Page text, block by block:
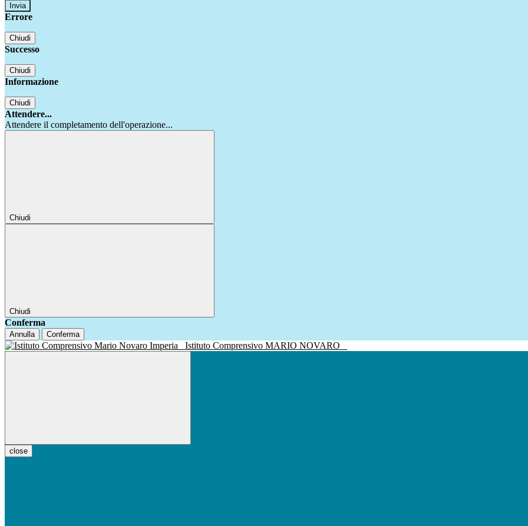
Errore
Chiudi
Successo
Chiudi
Informazione
Chiudi
Attendere...
Attendere il completamento dell'operazione...
Chiudi
Chiudi
Conferma
Annulla Conferma
Istituto Comprensivo MARIO NOVARO
close